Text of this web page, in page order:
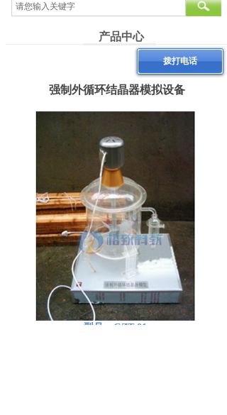
产品中心
拨打电话
强制外循环结晶器模拟设备
型号： GZT-01